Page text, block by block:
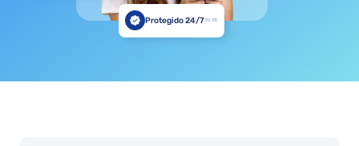
Protegido 24/710:18